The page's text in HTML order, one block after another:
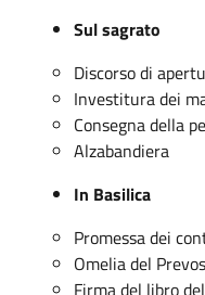
Sul sagrato
Discorso di
Investitura dei
Consegna della
Alzabandiera
In Basilica
Promessa dei
Omelia del
Firma del libro